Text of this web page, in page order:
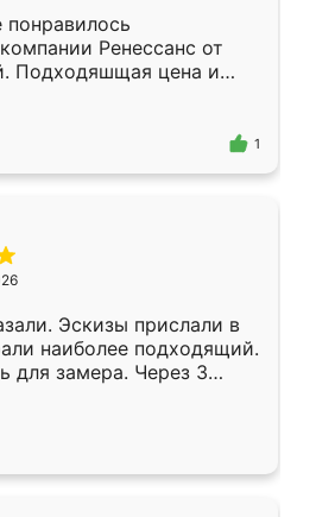
Ренессанс от
Подходяшщая цена и
Приехавший
Владислав
эскизу самый
1
Эскизы прислали в
наиболее подходящий.
для замера. Через 3
уже готова. Остались
Спасибо Ренессанс
работу!